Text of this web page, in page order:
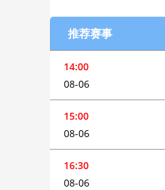
推荐赛事
14:00
08-06
15:00
08-06
16:30
08-06